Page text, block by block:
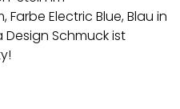
Electric Blue, Blau in
Schmuck ist